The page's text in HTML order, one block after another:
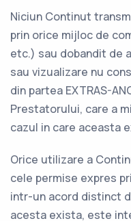
Niciun Continut
prin orice mijloc de
etc.) sau dobandit de
sau vizualizare nu
din partea EXTRAS-
Prestatorului, care a
cazul in care aceasta
Orice utilizare a
cele permise expres
intr-un acord distinct
acesta exista, este